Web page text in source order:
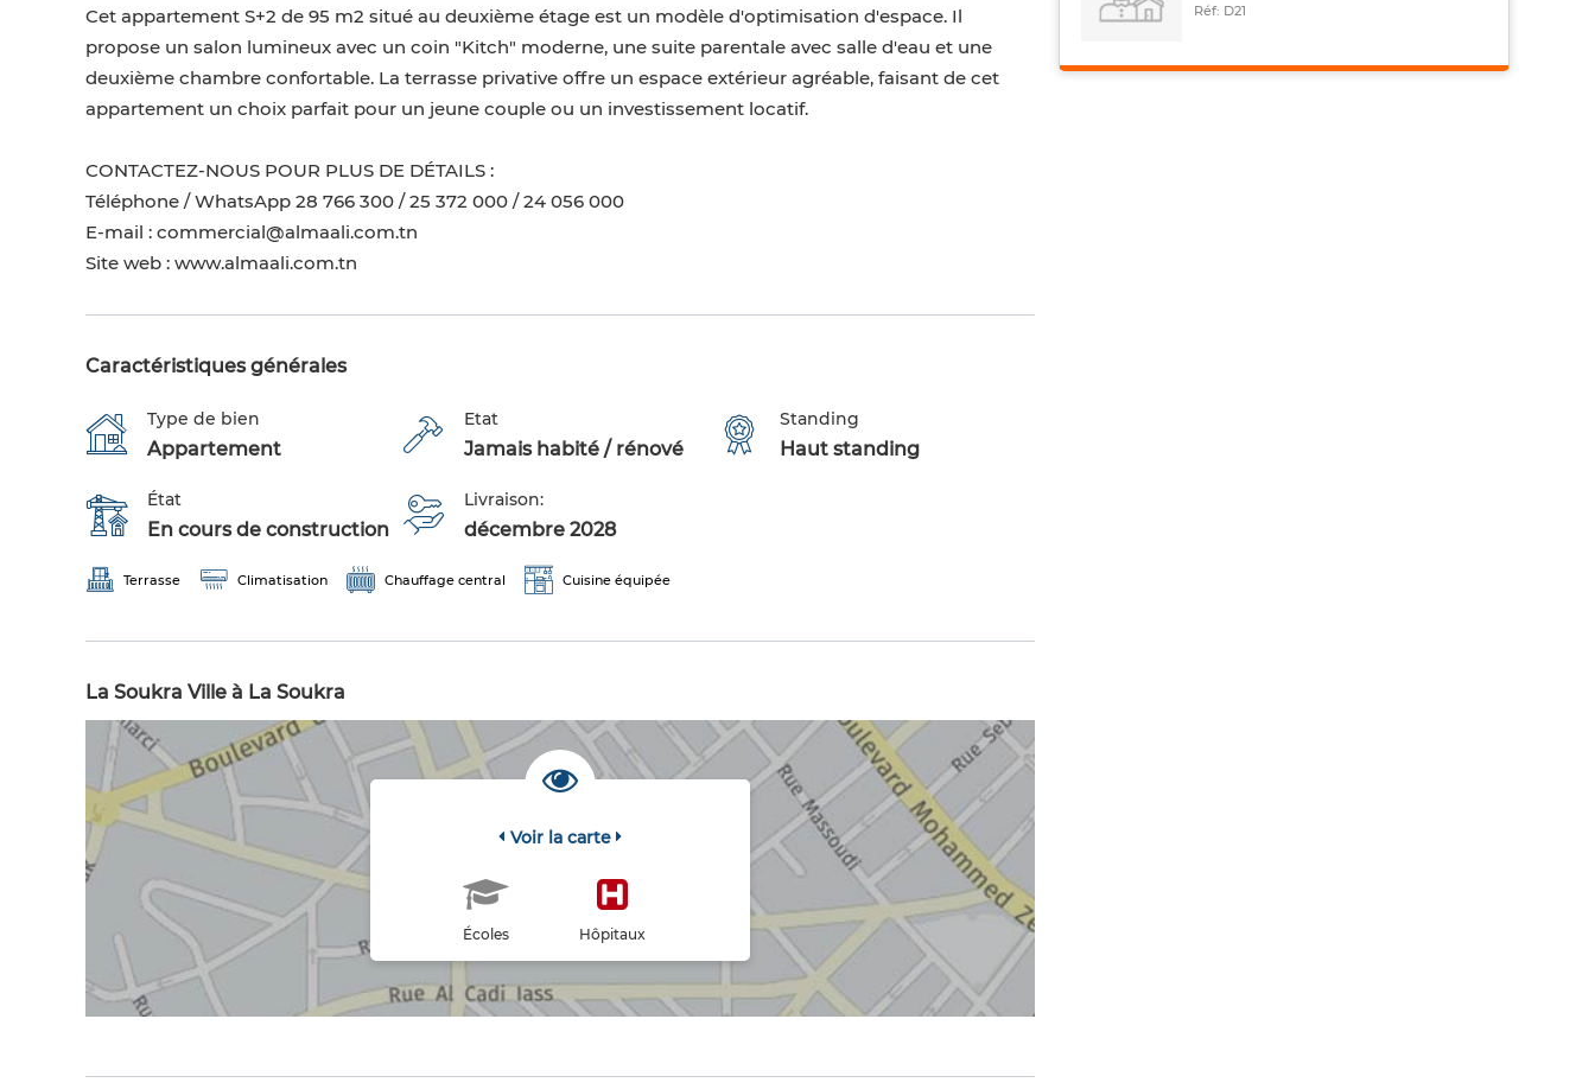
Cet appartement S+2 de 95 m2 situé au deuxième étage est un modèle d'optimisation d'espace. Il
propose un salon lumineux avec un coin "Kitch" moderne, une suite parentale avec salle d'eau et une
deuxième chambre confortable. La terrasse privative offre un espace extérieur agréable, faisant de cet
appartement un choix parfait pour un jeune couple ou un investissement locatif.
CONTACTEZ-NOUS POUR PLUS DE DÉTAILS :
Téléphone / WhatsApp 28 766 300 / 25 372 000 / 24 056 000
E-mail : commercial@almaali.com.tn
Site web : www.almaali.com.tn
Caractéristiques générales
Type de bien
Appartement
Etat
Jamais habité / rénové
Standing
Haut standing
État
En cours de construction
Livraison:
décembre 2028
Terrasse Climatisation Chauffage central Cuisine équipée
La Soukra Ville à La Soukra
Voir la carte
Écoles Hôpitaux
Réf: D21